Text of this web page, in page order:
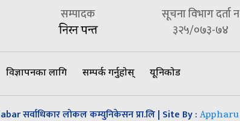
सम्पादक
निरन पन्त
सूचना विभाग दर्ता न
३२५/०७३-७४
विज्ञापनका लागि सम्पर्क गर्नुहोस् यूनिकोड
सर्वाधिकार लोकल कम्युनिकेसन प्रा.लि | Site By : Appharu